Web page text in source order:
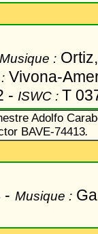
Musique :
Vivona-
- ISWC : T
Adolfo
BAVE-74413.
- Musique :